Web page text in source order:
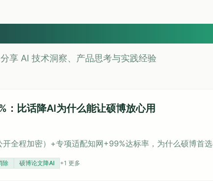
分享 AI 技术洞察、产品思考与实践经验
：比话降AI为什么能让硕博放心用
全程加密）+专项适配知网+99%达标率，为什么硕博首选
除 硕博论文降AI +1 更多